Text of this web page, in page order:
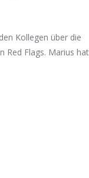
Kollegen über die
Red Flags. Marius hat